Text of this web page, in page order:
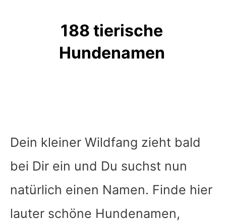
188 tierische
Hundenamen
Dein kleiner Wildfang zieht bald
bei Dir ein und Du suchst nun
natürlich einen Namen. Finde hier
lauter schöne Hundenamen,